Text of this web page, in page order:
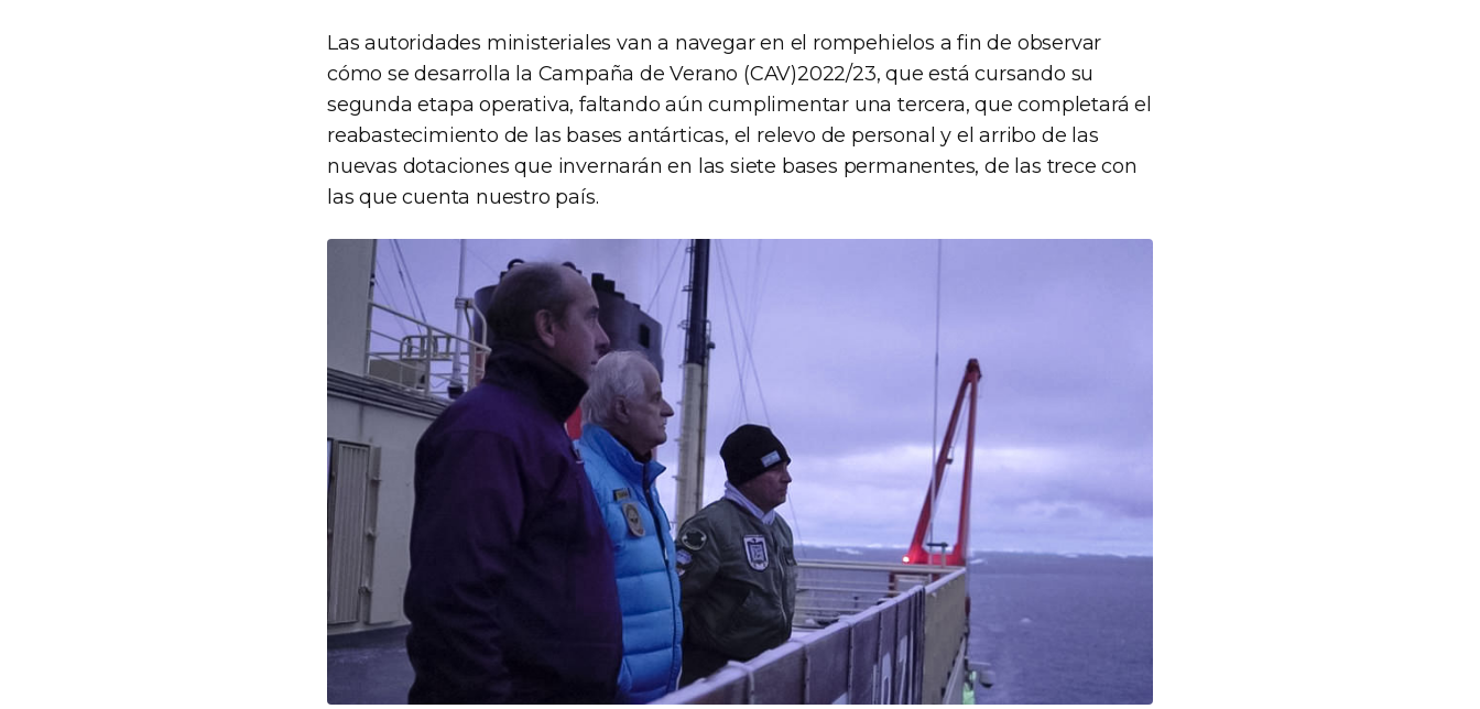
Las autoridades ministeriales van a navegar en el rompehielos a fin de observar
cómo se desarrolla la Campaña de Verano (CAV)2022/23, que está cursando su
segunda etapa operativa, faltando aún cumplimentar una tercera, que completará el
reabastecimiento de las bases antárticas, el relevo de personal y el arribo de las
nuevas dotaciones que invernarán en las siete bases permanentes, de las trece con
las que cuenta nuestro país.